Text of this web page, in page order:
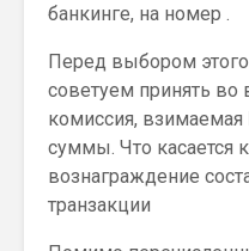
банкинге, на номер .
Перед выбором
советуем принять во
комиссия, взимаемая
суммы. Что касается
вознаграждение
транзакции